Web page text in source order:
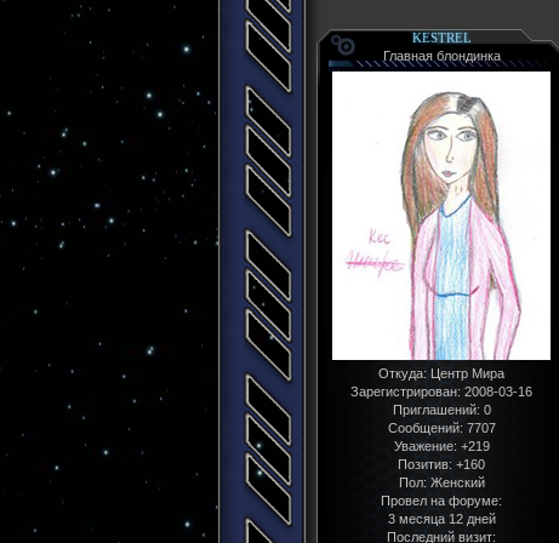
KESTREL
Главная блондинка
Откуда: Центр Мира
Зарегистрирован: 2008-03-16
Приглашений: 0
Сообщений: 7707
Уважение: +219
Позитив: +160
Пол:Женский
Провел на форуме:
3 месяца 12 дней
Последний визит: